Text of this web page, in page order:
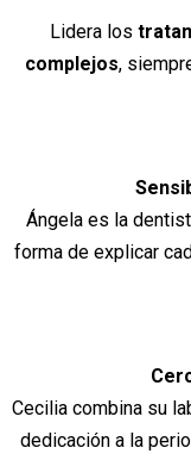
Lidera los
complejos,
Ángela es la
forma de explicar
Cecilia combina su
dedicación a la